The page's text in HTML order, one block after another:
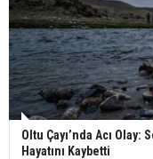
Oltu Çayı’nda Acı
Hayatını Kaybetti